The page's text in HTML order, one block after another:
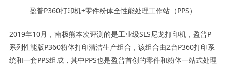
盈普P360打印机+零件粉体全性能处理工作站（PPS）
2019年10月，南极熊本次评测的是工业级SLS尼龙打印机，盈普P
系列性能版P360粉体打印清洁生产组合，该组合由2台P360打印系
统和一套PPS组成，其中PPS也是盈普首创的零件和粉体一站式处理